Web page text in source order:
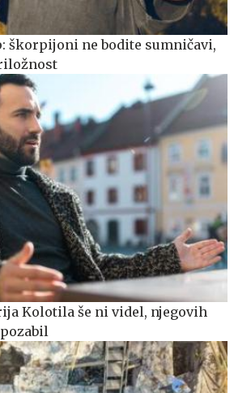
škorpijoni ne bodite sumničavi,
Kolotila še ni videl, njegovih